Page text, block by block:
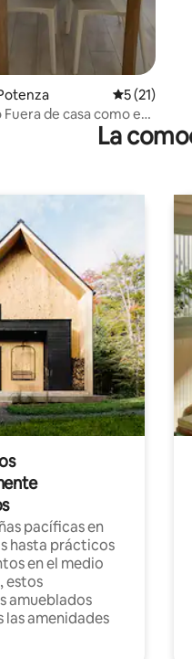
Calificación
5 (21)
de casa como en
La
pacíficas en
hasta prácticos
en el medio
estos
amueblados
amenidades